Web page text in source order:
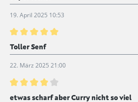
19. April 2025 10:53
Bewertung mit 5 von 5 Sternen
Toller Senf
22. März 2025 21:00
Bewertung mit 4 von 5 Sternen
etwas scharf aber Curry nicht so viel